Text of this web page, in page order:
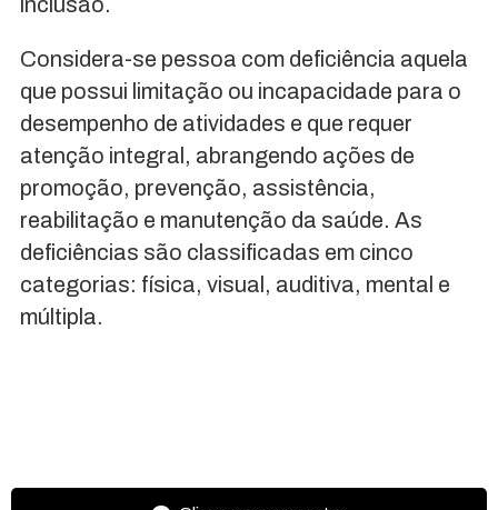
Considera-se pessoa com deficiência aquela
que possui limitação ou incapacidade para o
desempenho de atividades e que requer
atenção integral, abrangendo ações de
promoção, prevenção, assistência,
reabilitação e manutenção da saúde. As
deficiências são classificadas em cinco
categorias: física, visual, auditiva, mental e
múltipla.